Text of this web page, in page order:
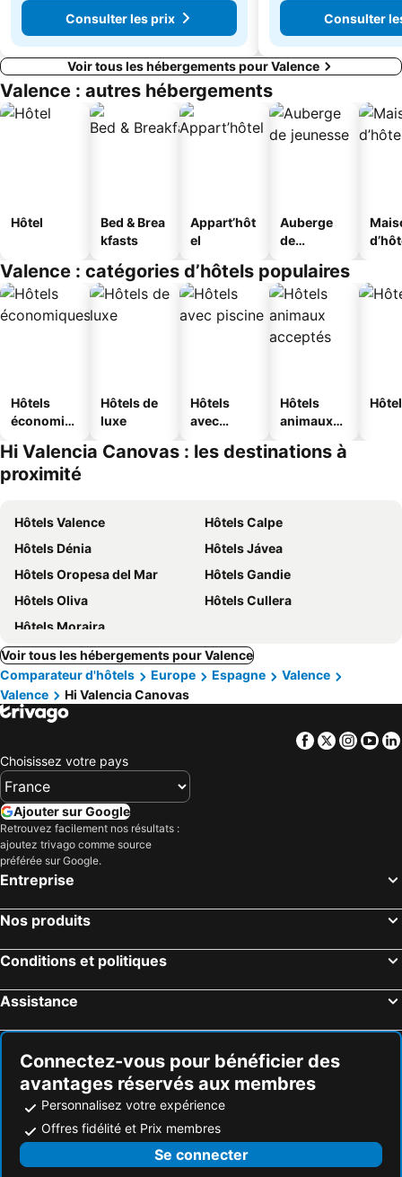
Consulter les prix
Consulter
Voir tous les hébergements pour Valence
Valence : autres hébergements
Hôtel
Bed & Brea
kfasts
Appart’hôt
el
Auberge
de
Valence : catégories d’hôtels populaires
Hôtels
économiq
Hôtels de
luxe
Hôtels
avec
Hôtels
animaux
Hi Valencia Canovas : les destinations à
proximité
Hôtels Valence
Hôtels Calpe
Hôtels Dénia
Hôtels Jávea
Hôtels Oropesa del Mar
Hôtels Gandie
Hôtels Oliva
Hôtels Cullera
Hôtels Moraira
Voir tous les hébergements pour Valence
Comparateur d'hôtels
Europe Espagne
Valence
Valence
Hi Valencia Canovas
Facebook
Twitter
Choisissez votre pays
Ajouter sur Google
Retrouvez facilement nos résultats :
ajoutez trivago comme source
préférée sur Google.
Entreprise
Nos produits
Conditions et politiques
Assistance
Connectez-vous pour bénéficier des
avantages réservés aux membres
Personnalisez votre expérience
Offres fidélité et Prix membres
Se connecter